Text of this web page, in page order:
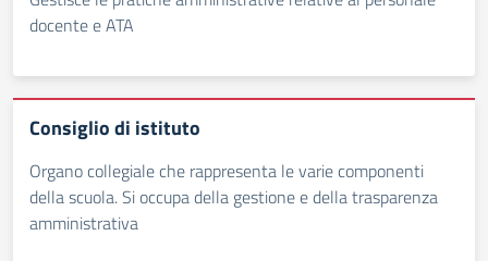
docente e ATA
Consiglio di istituto
Organo collegiale che rappresenta le varie componenti
della scuola. Si occupa della gestione e della trasparenza
amministrativa